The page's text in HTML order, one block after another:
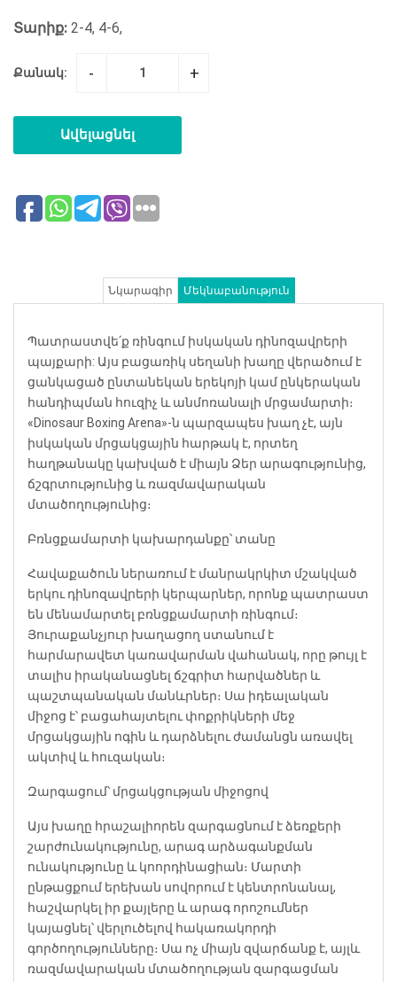
Տարիք: 2-4, 4-6,
Քանակ: - +
Ավելացնել
Նկարագիր Մեկնաբանություն
Պատրաստվե՛ք ռինգում իսկական դինոզավրերի
պայքարի: Այս բացառիկ սեղանի խաղը վերածում է
ցանկացած ընտանեկան երեկոյի կամ ընկերական
հանդիպման հուզիչ և անմոռանալի մրցամարտի։
«Dinosaur Boxing Arena»-ն պարզապես խաղ չէ, այն
իսկական մրցակցային հարթակ է, որտեղ
հաղթանակը կախված է միայն Ձեր արագությունից,
ճշգրտությունից և ռազմավարական
մտածողությունից։
Բռնցքամարտի կախարդանքը՝ տանը
Հավաքածուն ներառում է մանրակրկիտ մշակված
երկու դինոզավրերի կերպարներ, որոնք պատրաստ
են մենամարտել բռնցքամարտի ռինգում։
Յուրաքանչյուր խաղացող ստանում է
հարմարավետ կառավարման վահանակ, որը թույլ է
տալիս իրականացնել ճշգրիտ հարվածներ և
պաշտպանական մանևրներ։ Սա իդեալական
միջոց է՝ բացահայտելու փոքրիկների մեջ
մրցակցային ոգին և դարձնելու ժամանցն առավել
ակտիվ և հուզական։
Զարգացում՝ մրցակցության միջոցով
Այս խաղը հրաշալիորեն զարգացնում է ձեռքերի
շարժունակությունը, արագ արձագանքման
ունակությունը և կոորդինացիան։ Մարտի
ընթացքում երեխան սովորում է կենտրոնանալ,
հաշվարկել իր քայլերը և արագ որոշումներ
կայացնել՝ վերլուծելով հակառակորդի
գործողությունները։ Սա ոչ միայն զվարճանք է, այլև
ռազմավարական մտածողության զարգացման